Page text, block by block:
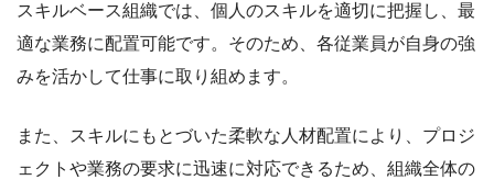
スキルベース組織では、個人のスキルを適切に把握し、最
適な業務に配置可能です。そのため、各従業員が自身の強
みを活かして仕事に取り組めます。
また、スキルにもとづいた柔軟な人材配置により、プロジ
ェクトや業務の要求に迅速に対応できるため、組織全体の